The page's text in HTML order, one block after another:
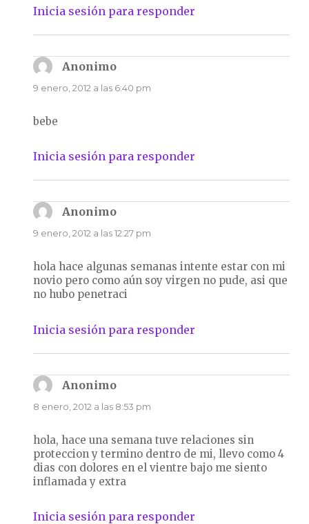
Inicia sesión para responder
Anonimodice:
9 enero, 2012 a las 6:40 pm
bebe
Inicia sesión para responder
Anonimodice:
9 enero, 2012 a las 12:27 pm
hola hace algunas semanas intente estar con mi
novio pero como aún soy virgen no pude, asi que
no hubo penetraci
Inicia sesión para responder
Anonimodice:
8 enero, 2012 a las 8:53 pm
hola, hace una semana tuve relaciones sin
proteccion y termino dentro de mi, llevo como 4
dias con dolores en el vientre bajo me siento
inflamada y extra
Inicia sesión para responder